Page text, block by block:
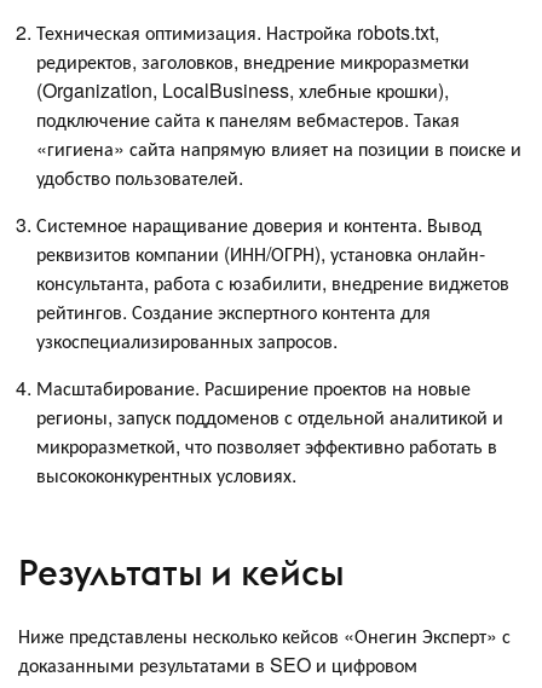
Техническая оптимизация. Настройка robots.txt,
редиректов, заголовков, внедрение микроразметки
(Organization, LocalBusiness, хлебные крошки),
подключение сайта к панелям вебмастеров. Такая
«гигиена» сайта напрямую влияет на позиции в поиске и
удобство пользователей.
Системное наращивание доверия и контента. Вывод
реквизитов компании (ИНН/ОГРН), установка онлайн-
консультанта, работа с юзабилити, внедрение виджетов
рейтингов. Создание экспертного контента для
узкоспециализированных запросов.
Масштабирование. Расширение проектов на новые
регионы, запуск поддоменов с отдельной аналитикой и
микроразметкой, что позволяет эффективно работать в
высококонкурентных условиях.
Результаты и кейсы
Ниже представлены несколько кейсов «Онегин Эксперт» с
доказанными результатами в SEO и цифровом